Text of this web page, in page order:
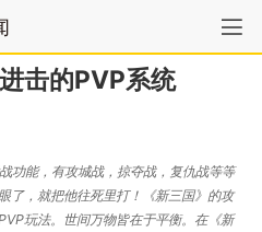
击的PVP系统
功能，有攻城战，掠夺战，复仇战等等
了，就把他往死里打！《新三国》的攻
玩法。世间万物皆在于平衡。在《新